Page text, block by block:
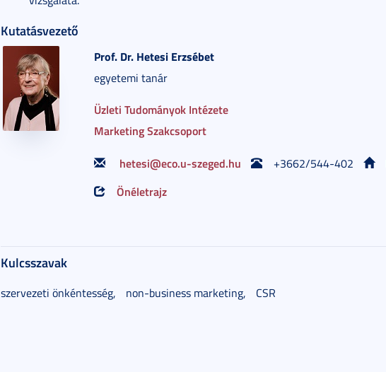
Kutatásvezető
Prof. Dr. Hetesi Erzsébet
egyetemi tanár
Üzleti Tudományok Intézete
Marketing Szakcsoport
hetesi@eco.u-szeged.hu
+3662/544-402
Önéletrajz
Kulcsszavak
szervezeti önkéntesség, non-business marketing, CSR